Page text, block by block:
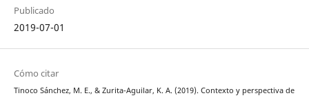
Publicado
2019-07-01
Cómo citar
Tinoco Sánchez, M. E., & Zurita-Aguilar, K. A. (2019). Contexto y perspectiva de